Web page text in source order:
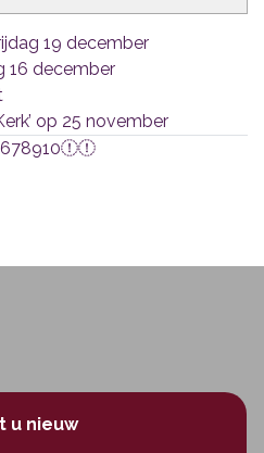
19 december
16 december
op 25 november
678910
u nieuw